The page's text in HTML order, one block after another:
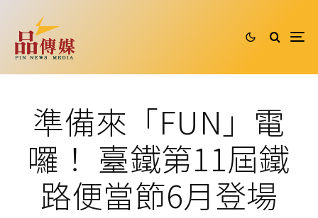
準備來「FUN」電
囉！ 臺鐵第11屆鐵
路便當節6月登場